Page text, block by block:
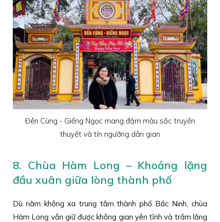
Đền Cùng - Giếng Ngọc mang đậm màu sắc truyền
thuyết và tín ngưỡng dân gian
8. Chùa Hàm Long – Khoảng lặng
đầu xuân giữa lòng thành phố
Dù nằm không xa trung tâm thành phố Bắc Ninh, chùa
Hàm Long vẫn giữ được không gian yên tĩnh và trầm lắng